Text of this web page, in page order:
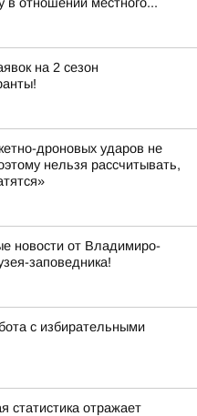
на 2 сезон
дроновых ударов не
нельзя рассчитывать,
новости от Владимиро-
заповедника!
с избирательными
статистика отражает